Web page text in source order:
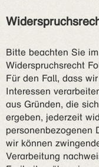
Bitte beachten Sie
Widerspruchsrecht
Für den Fall, dass
Interessen
aus Gründen, die
ergeben, jederzeit
personenbezogenen
wir können
Verarbeitung